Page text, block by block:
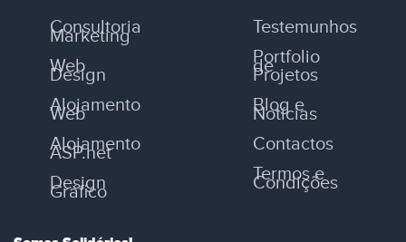
Consultoria
Marketing
Web
Design
Alojamento
Web
Alojamento
ASP.net
Design
Gráfico
Testemunhos
Portfolio
de
Projetos
Blog e
Notícias
Contactos
Termos e
Condições